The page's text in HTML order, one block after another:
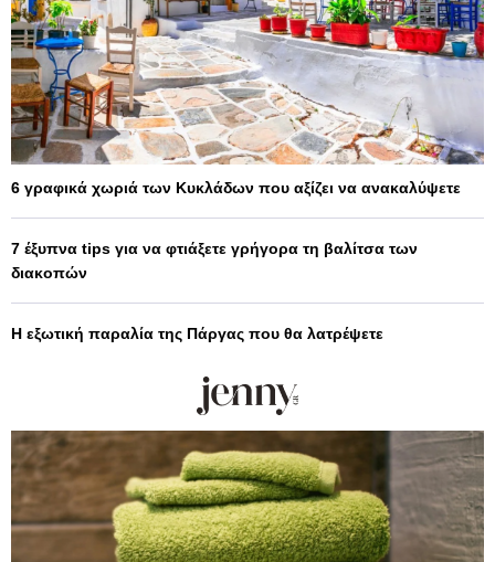
6 γραφικά χωριά των Κυκλάδων που αξίζει να ανακαλύψετε
7 έξυπνα tips για να φτιάξετε γρήγορα τη βαλίτσα των
διακοπών
Η εξωτική παραλία της Πάργας που θα λατρέψετε